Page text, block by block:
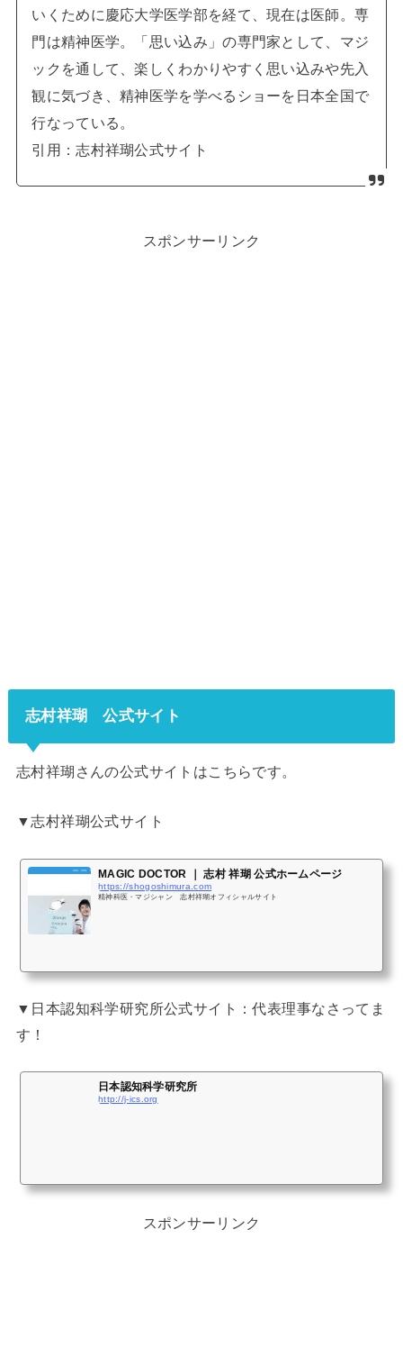
いくために慶応大学医学部を経て、現在は医師。専
門は精神医学。「思い込み」の専門家として、マジ
ックを通して、楽しくわかりやすく思い込みや先入
観に気づき、精神医学を学べるショーを日本全国で
行なっている。
引用：志村祥瑚公式サイト
スポンサーリンク
志村祥瑚 公式サイト
志村祥瑚さんの公式サイトはこちらです。
▼志村祥瑚公式サイト
MAGIC DOCTOR ｜ 志村 祥瑚 公式ホームページ
https://shogoshimura.com
精神科医・マジシャン 志村祥瑚オフィシャルサイト
▼日本認知科学研究所公式サイト：代表理事なさってま
す！
日本認知科学研究所
http://j-ics.org
スポンサーリンク